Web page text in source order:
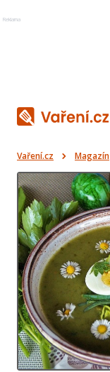
Reklama
Vaření.cz Magazín